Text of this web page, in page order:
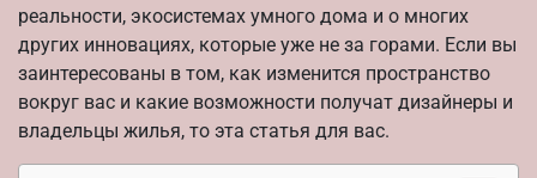
реальности, экосистемах умного дома и о многих
других инновациях, которые уже не за горами. Если вы
заинтересованы в том, как изменится пространство
вокруг вас и какие возможности получат дизайнеры и
владельцы жилья, то эта статья для вас.